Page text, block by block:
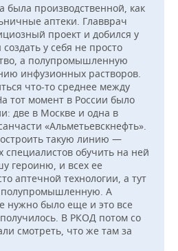
была производственной, как
аптеки. Главврач
проект и добился у
у себя не просто
а полупромышленную
инфузионных растворов.
что-то среднее между
тот момент в России было
две в Москве и одна в
«Альметьевскнефть».
такую линию —
обучить на ней
героиню, и всех ее
аптечной технологии, а тут
полупромышленную. А
нужно было еще и это все
В РКОД потом со
смотреть, что же там за